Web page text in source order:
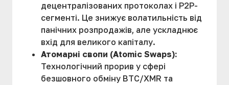
децентралізованих протоколах і P2P-
сегменті. Це знижує волатильність від
панічних розпродажів, але ускладнює
вхід для великого капіталу.
Атомарні свопи (Atomic Swaps):
Технологічний прорив у сфері
безшовного обміну BTC/XMR та